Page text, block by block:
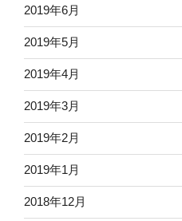
2019年6月
2019年5月
2019年4月
2019年3月
2019年2月
2019年1月
2018年12月